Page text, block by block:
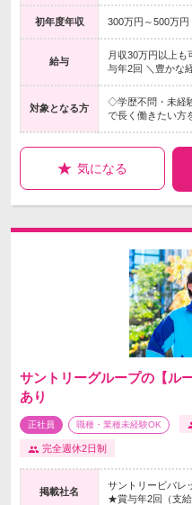
初年度年収 300万円～500万円
給与
月収30万円以上
与年2回 ＼豊かな
対象となる方
◇学歴不問・未経
で長く働きたい方
気になる
サントリーグループの【ル
あり
正社員 職種・業種未経験OK
完全週休2日制
掲載社名
サントリービバレ
★賞与年2回（支